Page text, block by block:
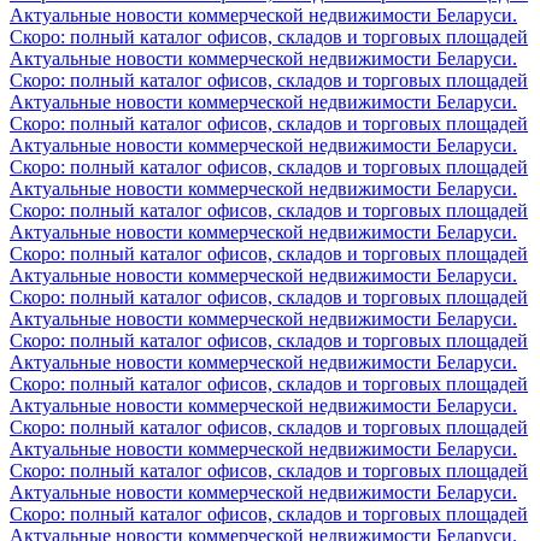
Актуальные новости коммерческой недвижимости Беларуси.
Скоро: полный каталог офисов, складов и торговых площадей
Актуальные новости коммерческой недвижимости Беларуси.
Скоро: полный каталог офисов, складов и торговых площадей
Актуальные новости коммерческой недвижимости Беларуси.
Скоро: полный каталог офисов, складов и торговых площадей
Актуальные новости коммерческой недвижимости Беларуси.
Скоро: полный каталог офисов, складов и торговых площадей
Актуальные новости коммерческой недвижимости Беларуси.
Скоро: полный каталог офисов, складов и торговых площадей
Актуальные новости коммерческой недвижимости Беларуси.
Скоро: полный каталог офисов, складов и торговых площадей
Актуальные новости коммерческой недвижимости Беларуси.
Скоро: полный каталог офисов, складов и торговых площадей
Актуальные новости коммерческой недвижимости Беларуси.
Скоро: полный каталог офисов, складов и торговых площадей
Актуальные новости коммерческой недвижимости Беларуси.
Скоро: полный каталог офисов, складов и торговых площадей
Актуальные новости коммерческой недвижимости Беларуси.
Скоро: полный каталог офисов, складов и торговых площадей
Актуальные новости коммерческой недвижимости Беларуси.
Скоро: полный каталог офисов, складов и торговых площадей
Актуальные новости коммерческой недвижимости Беларуси.
Скоро: полный каталог офисов, складов и торговых площадей
Актуальные новости коммерческой недвижимости Беларуси.